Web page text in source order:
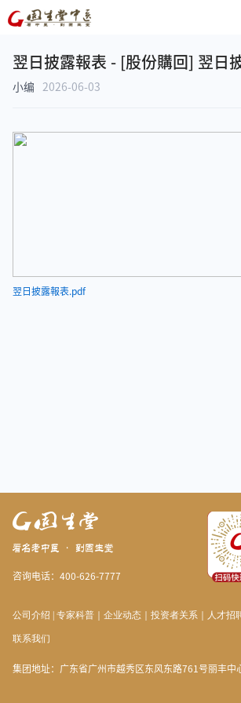
翌日披露報表 - [股份購回] 翌日
小编 2026-06-03
翌日披露報表.pdf
咨询电话：400-626-7777
公司介绍 专家科普 企业动态 投资者关系 人才招
联系我们
集团地址：广东省广州市越秀区东风东路761号丽丰中